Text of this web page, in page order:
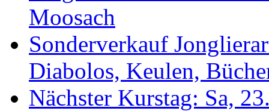
Moosach
Sonderverkauf
Diabolos, Keulen,
Nächster Kurstag: Sa,